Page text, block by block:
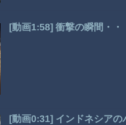
[動画1:58] 衝撃の瞬間・
[動画0:31] インドネシア